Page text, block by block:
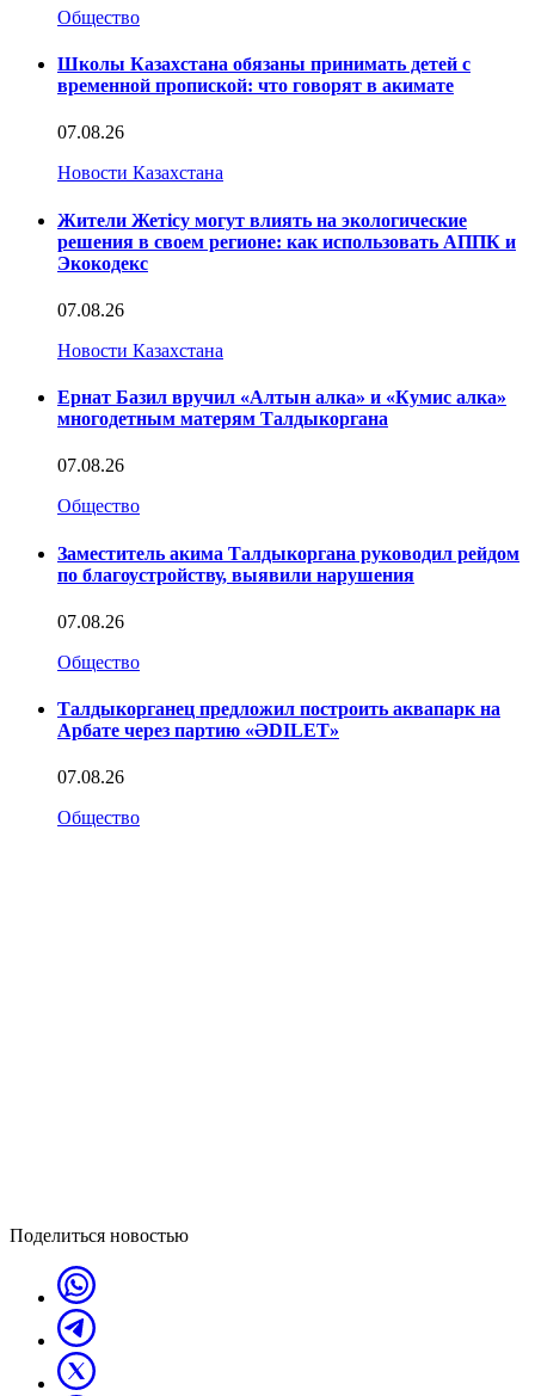
Общество
Школы Казахстана обязаны принимать детей с
временной пропиской: что говорят в акимате
07.08.26
Новости Казахстана
Жители Жетісу могут влиять на экологические
решения в своем регионе: как использовать АППК и
Экокодекс
07.08.26
Новости Казахстана
Ернат Базил вручил «Алтын алка» и «Кумис алка»
многодетным матерям Талдыкоргана
07.08.26
Общество
Заместитель акима Талдыкоргана руководил рейдом
по благоустройству, выявили нарушения
07.08.26
Общество
Талдыкорганец предложил построить аквапарк на
Арбате через партию «ӘDILET»
07.08.26
Общество
Поделиться новостью